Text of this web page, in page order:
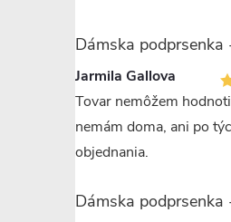
Jarmila Gallova
Tovar nemôžem
nemám doma, ani po
objednania.